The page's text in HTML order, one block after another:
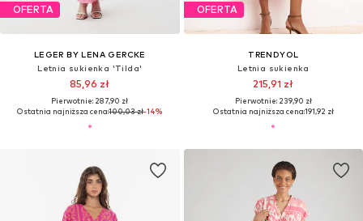
OFERTA
LEGER BY LENA GERCKE
Letnia sukienka 'Tilda'
85,96 zł
Pierwotnie: 287,90 zł
Ostatnia najniższa cena:100,03 zł-14%
OFERTA
TRENDYOL
Letnia sukienka
215,91 zł
Pierwotnie: 239,90 zł
Ostatnia najniższa cena:191,92 zł